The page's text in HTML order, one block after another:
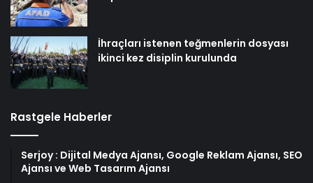
İhraçları istenen teğmenlerin dosyası
ikinci kez disiplin kurulunda
Rastgele Haberler
Serjoy : Dijital Medya Ajansı, Google Reklam Ajansı, SEO
Ajansı ve Web Tasarım Ajansı